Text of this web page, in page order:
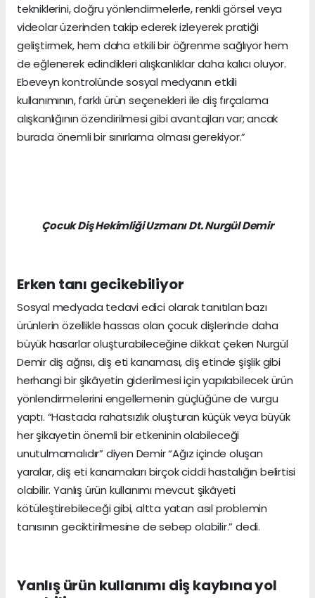
tekniklerini, doğru yönlendirmelerle, renkli görsel veya
videolar üzerinden takip ederek izleyerek pratiği
geliştirmek, hem daha etkili bir öğrenme sağlıyor hem
de eğlenerek edindikleri alışkanlıklar daha kalıcı oluyor.
Ebeveyn kontrolünde sosyal medyanın etkili
kullanımının, farklı ürün seçenekleri ile diş fırçalama
alışkanlığının özendirilmesi gibi avantajları var; ancak
burada önemli bir sınırlama olması gerekiyor.”
Çocuk Diş Hekimliği Uzmanı Dt. Nurgül Demir
Erken tanı gecikebiliyor
Sosyal medyada tedavi edici olarak tanıtılan bazı
ürünlerin özellikle hassas olan çocuk dişlerinde daha
büyük hasarlar oluşturabileceğine dikkat çeken Nurgül
Demir diş ağrısı, diş eti kanaması, diş etinde şişlik gibi
herhangi bir şikâyetin giderilmesi için yapılabilecek ürün
yönlendirmelerini engellemenin güçlüğüne de vurgu
yaptı. “Hastada rahatsızlık oluşturan küçük veya büyük
her şikayetin önemli bir etkeninin olabileceği
unutulmamalıdır” diyen Demir “Ağız içinde oluşan
yaralar, diş eti kanamaları birçok ciddi hastalığın belirtisi
olabilir. Yanlış ürün kullanımı mevcut şikâyeti
kötüleştirebileceği gibi, altta yatan asıl problemin
tanısının geciktirilmesine de sebep olabilir.” dedi.
Yanlış ürün kullanımı diş kaybına yol